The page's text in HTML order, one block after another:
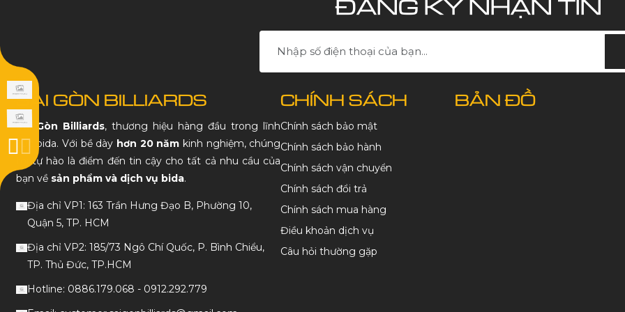
SÀI GÒN BILLIARDS
Sài Gòn Billiards, thương hiệu hàng đầu trong lĩnh
vực bida. Với bề dày hơn 20 năm kinh nghiệm, chúng
tôi tự hào là điểm đến tin cậy cho tất cả nhu cầu của
bạn về sản phẩm và dịch vụ bida.
Địa chỉ VP1: 163 Trần Hưng Đạo B, Phường 10,
Quận 5, TP. HCM
Địa chỉ VP2: 185/73 Ngô Chí Quốc, P. Bình Chiểu,
TP. Thủ Đức, TP.HCM
Hotline: 0886.179.068 - 0912.292.779
CHÍNH SÁCH
Chính sách bảo mật
Chính sách bảo hành
Chính sách vận chuyển
Chính sách đổi trả
Chính sách mua hàng
Điều khoản dịch vụ
Câu hỏi thường gặp
BẢN ĐỒ